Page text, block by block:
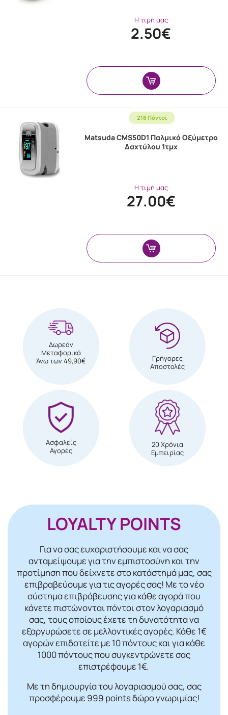
Η τιμή μας
2.50€
218 Πόντοι
Matsuda CMS50D1 Παλμικό Οξύμετρο
Δαχτύλου 1τμχ
Η τιμή μας
27.00€
Δωρεάν
Μεταφορικά
Άνω των 49,90€
Γρήγορες
Αποστολές
Ασφαλείς
Αγορές
20 Χρόνια
Εμπειρίας
LOYALTY POINTS
Για να σας ευχαριστήσουμε και να σας
ανταμείψουμε για την εμπιστοσύνη και την
προτίμηση που δείχνετε στο κατάστημά μας, σας
επιβραβεύουμε για τις αγορές σας! Mε το νέο
σύστημα επιβράβευσης για κάθε αγορά που
κάνετε πιστώνονται πόντοι στον λογαριασμό
σας, τους οποίους έχετε τη δυνατότητα να
εξαργυρώσετε σε μελλοντικές αγορές. Κάθε 1€
αγορών επιδοτείτε με 10 πόντους και για κάθε
1000 πόντους που συγκεντρώνετε σας
επιστρέφουμε 1€.
Με τη δημιουργία του λογαριασμού σας, σας
προσφέρουμε 999 points δώρο γνωριμίας!